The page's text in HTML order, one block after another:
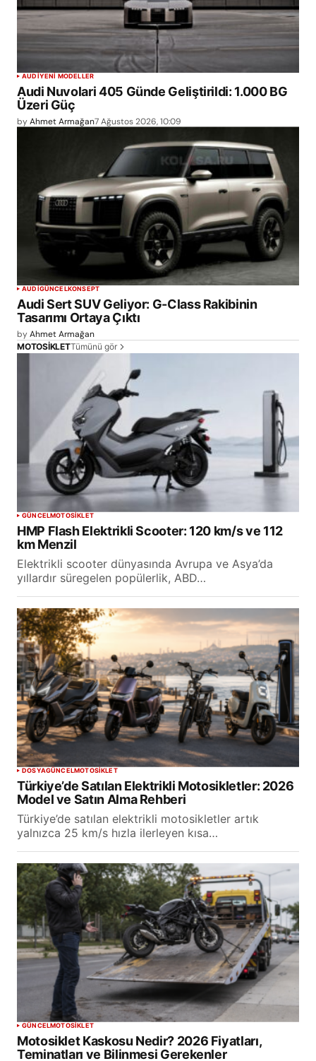
AUDIYENİ MODELLER
Audi Nuvolari 405 Günde Geliştirildi: 1.000 BG
Üzeri Güç
byAhmet Armağan7 Ağustos 2026, 10:09
AUDIGÜNCELKONSEPT
Audi Sert SUV Geliyor: G-Class Rakibinin
Tasarımı Ortaya Çıktı
byAhmet Armağan
MOTOSİKLETTümünü gör
GÜNCELMOTOSİKLET
HMP Flash Elektrikli Scooter: 120 km/s ve 112
km Menzil
Elektrikli scooter dünyasında Avrupa ve Asya’da
yıllardır süregelen popülerlik, ABD…
DOSYAGÜNCELMOTOSİKLET
Türkiye’de Satılan Elektrikli Motosikletler: 2026
Model ve Satın Alma Rehberi
Türkiye’de satılan elektrikli motosikletler artık
yalnızca 25 km/s hızla ilerleyen kısa…
GÜNCELMOTOSİKLET
Motosiklet Kaskosu Nedir? 2026 Fiyatları,
Teminatları ve Bilinmesi Gerekenler